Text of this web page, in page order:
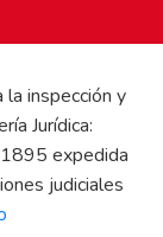
la inspección y
Jurídica:
expedida
judiciales